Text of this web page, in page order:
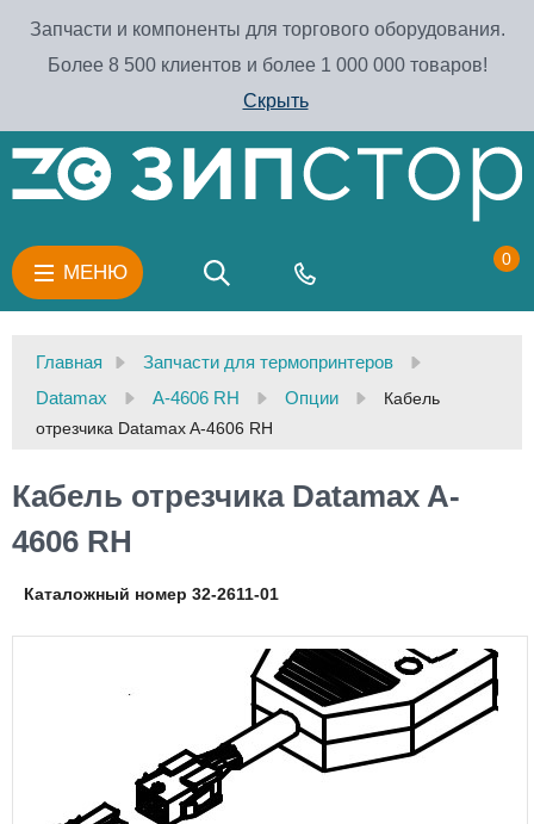
Запчасти и компоненты для торгового оборудования.
Более 8 500 клиентов и более 1 000 000 товаров!
Скрыть
МЕНЮ
0
Главная
Запчасти для термопринтеров
Datamax
A-4606 RH Опции
Кабель
отрезчика Datamax A-4606 RH
Кабель отрезчика Datamax A-
4606 RH
Каталожный номер 32-2611-01